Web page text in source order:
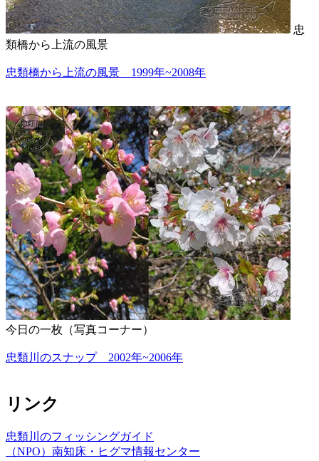
忠
類橋から上流の風景
忠類橋から上流の風景 1999年~2008年
今日の一枚（写真コーナー）
忠類川のスナップ 2002年~2006年
リンク
忠類川のフィッシングガイド
（NPO）南知床・ヒグマ情報センター